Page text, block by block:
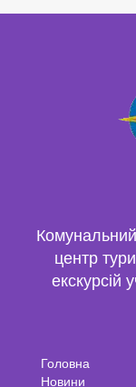
центр
екскурсій
Головна
Новини